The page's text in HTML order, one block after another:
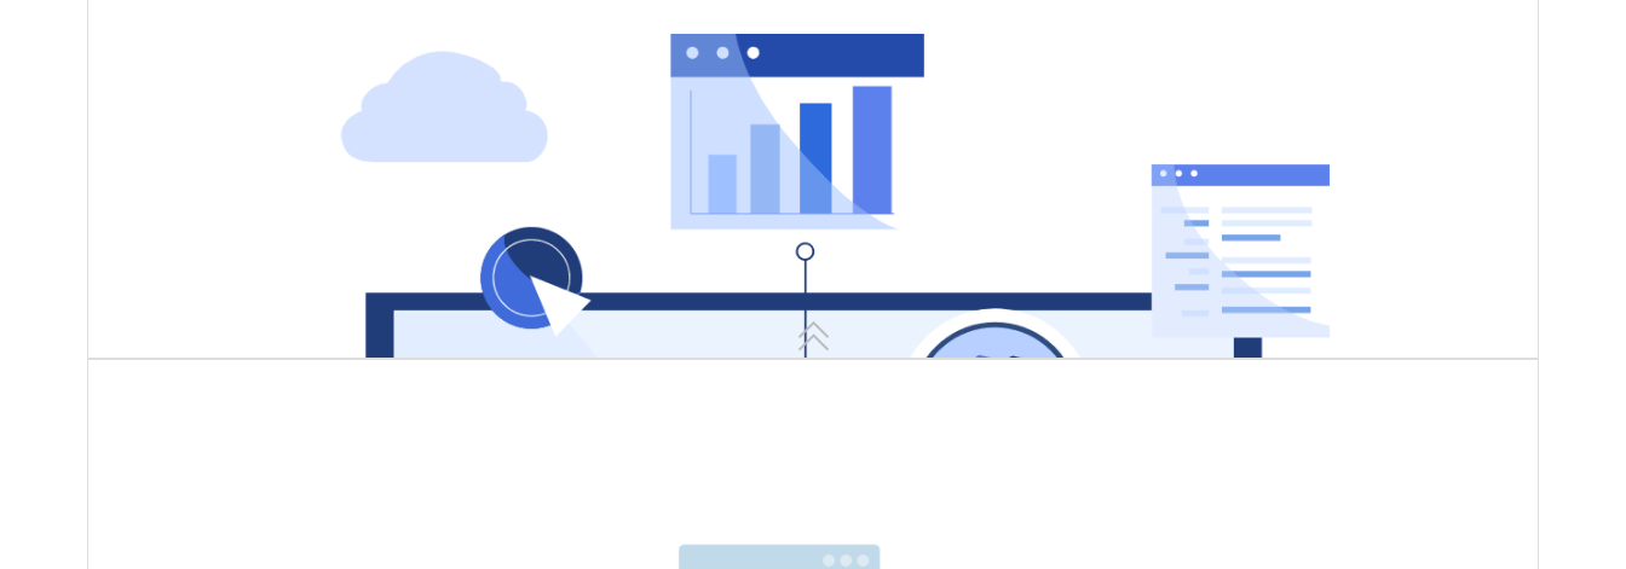
一、 智能分拣与即时指引
电子看板可视化展示在制品位置、加工进度，异常停滞自动报警
